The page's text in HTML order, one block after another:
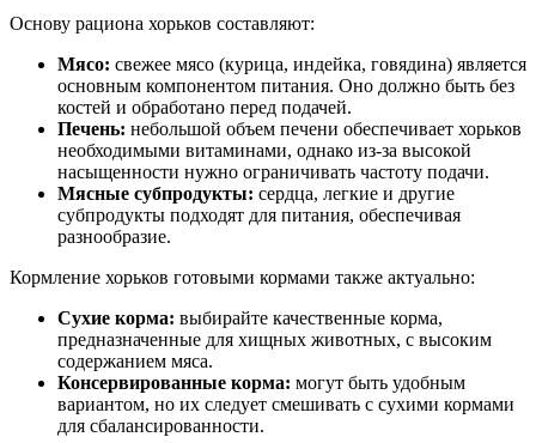
Основу рациона хорьков составляют:
Мясо: свежее мясо (курица, индейка, говядина) является
основным компонентом питания. Оно должно быть без
костей и обработано перед подачей.
Печень: небольшой объем печени обеспечивает хорьков
необходимыми витаминами, однако из-за высокой
насыщенности нужно ограничивать частоту подачи.
Мясные субпродукты: сердца, легкие и другие
субпродукты подходят для питания, обеспечивая
разнообразие.
Кормление хорьков готовыми кормами также актуально:
Сухие корма: выбирайте качественные корма,
предназначенные для хищных животных, с высоким
содержанием мяса.
Консервированные корма: могут быть удобным
вариантом, но их следует смешивать с сухими кормами
для сбалансированности.